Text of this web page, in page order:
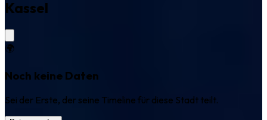
Kassel
🌍
Noch keine Daten
Sei der Erste, der seine Timeline für diese Stadt teilt.